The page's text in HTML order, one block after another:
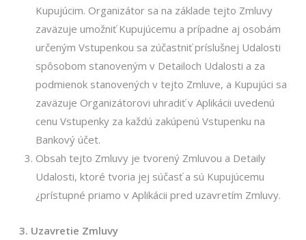
Kupujúcim. Organizátor sa na základe tejto Zmluvy
zaväzuje umožniť Kupujúcemu a prípadne aj osobám
určeným Vstupenkou sa zúčastniť príslušnej Udalosti
spôsobom stanoveným v Detailoch Udalosti a za
podmienok stanovených v tejto Zmluve, a Kupujúci sa
zaväzuje Organizátorovi uhradiť v Aplikácii uvedenú
cenu Vstupenky za každú zakúpenú Vstupenku na
Bankový účet.
Obsah tejto Zmluvy je tvorený Zmluvou a Detaily
Udalosti, ktoré tvoria jej súčasť a sú Kupujúcemu
¿prístupné priamo v Aplikácii pred uzavretím Zmluvy.
3. Uzavretie Zmluvy